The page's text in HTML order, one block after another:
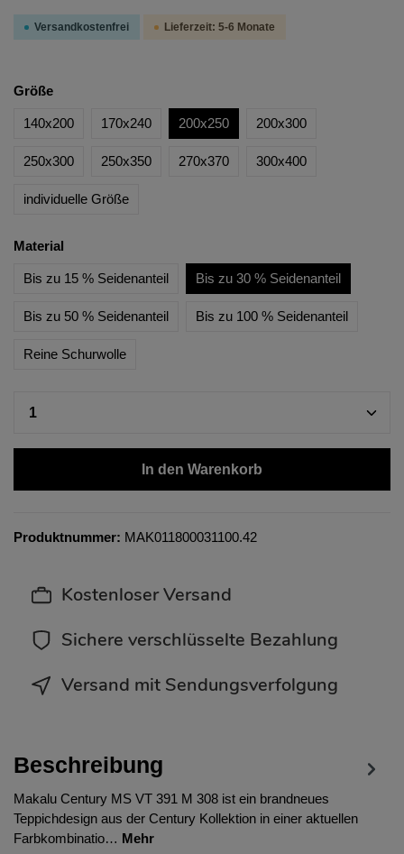
Versandkostenfrei Lieferzeit: 5-6 Monate
Größe
140x200 170x240 200x250 200x300
250x300 250x350 270x370 300x400
individuelle Größe
Material
Bis zu 15 % Seidenanteil Bis zu 30 % Seidenanteil
Bis zu 50 % Seidenanteil Bis zu 100 % Seidenanteil
Reine Schurwolle
In den Warenkorb
Produktnummer: MAK011800031100.42
Kostenloser Versand
Sichere verschlüsselte Bezahlung
Versand mit Sendungsverfolgung
Beschreibung
Makalu Century MS VT 391 M 308 ist ein brandneues
Teppichdesign aus der Century Kollektion in einer aktuellen
Farbkombinatio… Mehr